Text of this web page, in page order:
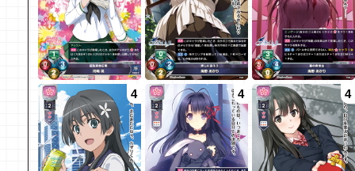
4 4 4